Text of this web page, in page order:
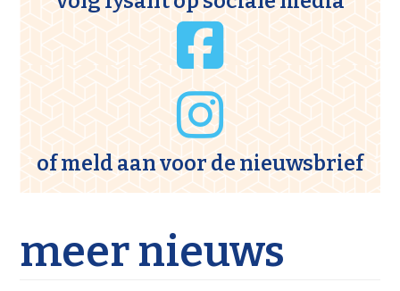
of meld aan voor de nieuwsbrief
meer nieuws